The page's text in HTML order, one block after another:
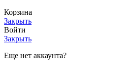
Корзина
Закрыть
Войти
Закрыть
Еще нет аккаунта?